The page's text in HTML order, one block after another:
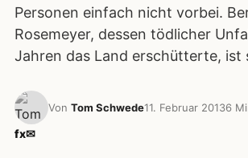
Personen einfach nicht vorbei.
Rosemeyer, dessen tödlicher
Jahren das Land erschütterte, ist
Von Tom Schwede11. Februar 20136
fx✉